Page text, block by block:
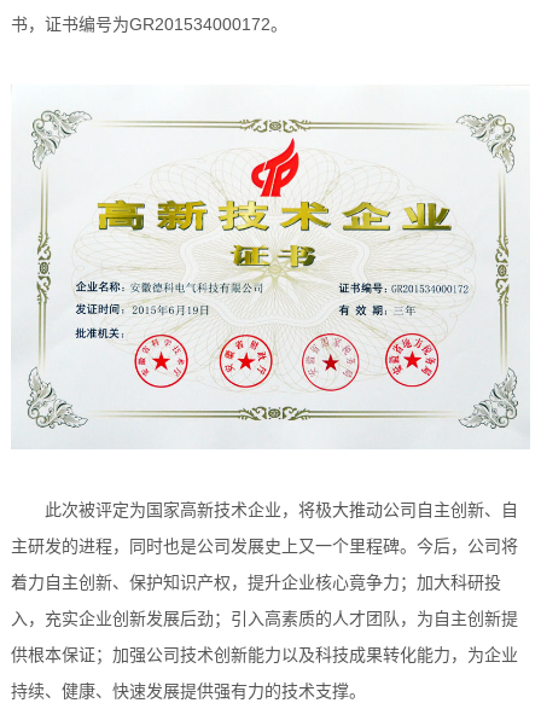
书，证书编号为GR201534000172。
此次被评定为国家高新技术企业，将极大推动公司自主创新、自
主研发的进程，同时也是公司发展史上又一个里程碑。今后，公司将
着力自主创新、保护知识产权，提升企业核心竟争力；加大科研投
入，充实企业创新发展后劲；引入高素质的人才团队，为自主创新提
供根本保证；加强公司技术创新能力以及科技成果转化能力，为企业
持续、健康、快速发展提供强有力的技术支撑。